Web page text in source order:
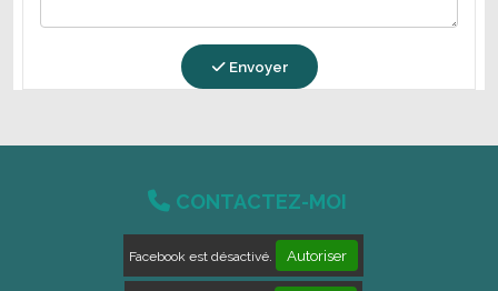
Envoyer
 CONTACTEZ-MOI
Facebook est désactivé. Autoriser